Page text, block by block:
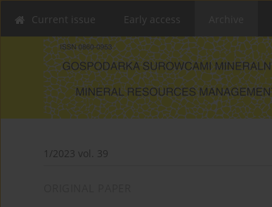
Current issue Early access
1/2023 vol. 39